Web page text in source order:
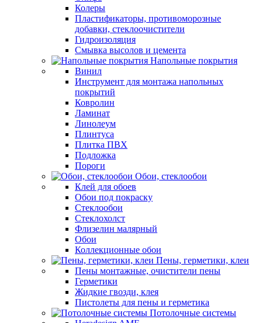
Колеры
Пластификаторы, противоморозные
добавки, стеклоочистители
Гидроизоляция
Смывка высолов и цемента
Напольные покрытия
Винил
Инструмент для монтажа напольных
покрытий
Ковролин
Ламинат
Линолеум
Плинтуса
Плитка ПВХ
Подложка
Пороги
Обои, стеклообои
Клей для обоев
Обои под покраску
Стеклообои
Стеклохолст
Флизелин малярный
Обои
Коллекционные обои
Пены, герметики, клеи
Пены монтажные, очистители пены
Герметики
Жидкие гвозди, клея
Пистолеты для пены и герметика
Потолочные системы